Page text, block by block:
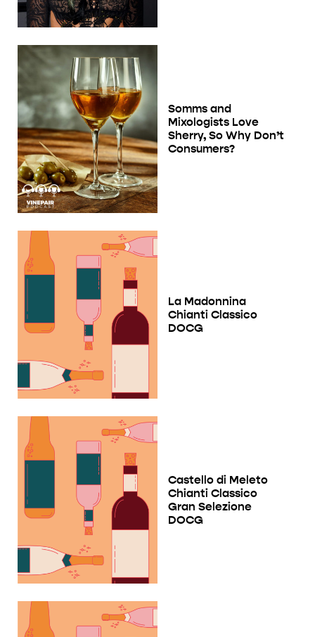
Somms and
Mixologists Love
Sherry, So Why Don’t
Consumers?
La Madonnina
Chianti Classico
DOCG
Castello di Meleto
Chianti Classico
Gran Selezione
DOCG